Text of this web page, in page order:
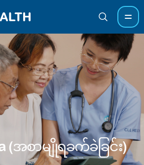
(အစာမျိုရခက်ခဲခြင်း)